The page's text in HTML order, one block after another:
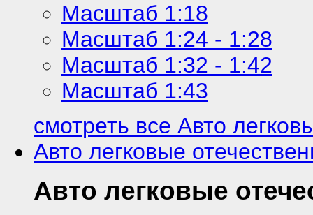
Масштаб 1:18
Масштаб 1:24 - 1:28
Масштаб 1:32 - 1:42
Масштаб 1:43
смотреть все Авто
Авто легковые
Авто легковые